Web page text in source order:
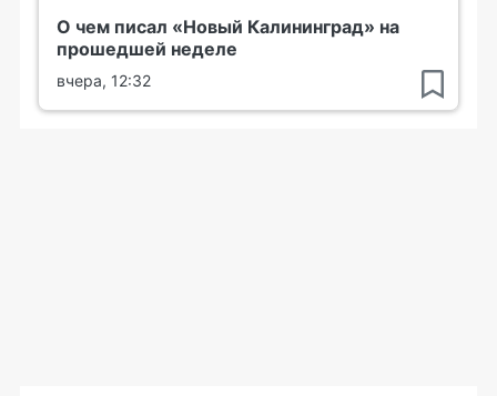
О чем писал «Новый Калининград» на
прошедшей неделе
вчера, 12:32